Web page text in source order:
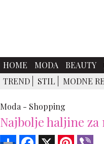
HOME MODA BEAUTY
TREND
STIL MODNE
Moda - Shopping
Najbolje haljine za
Share Facebook